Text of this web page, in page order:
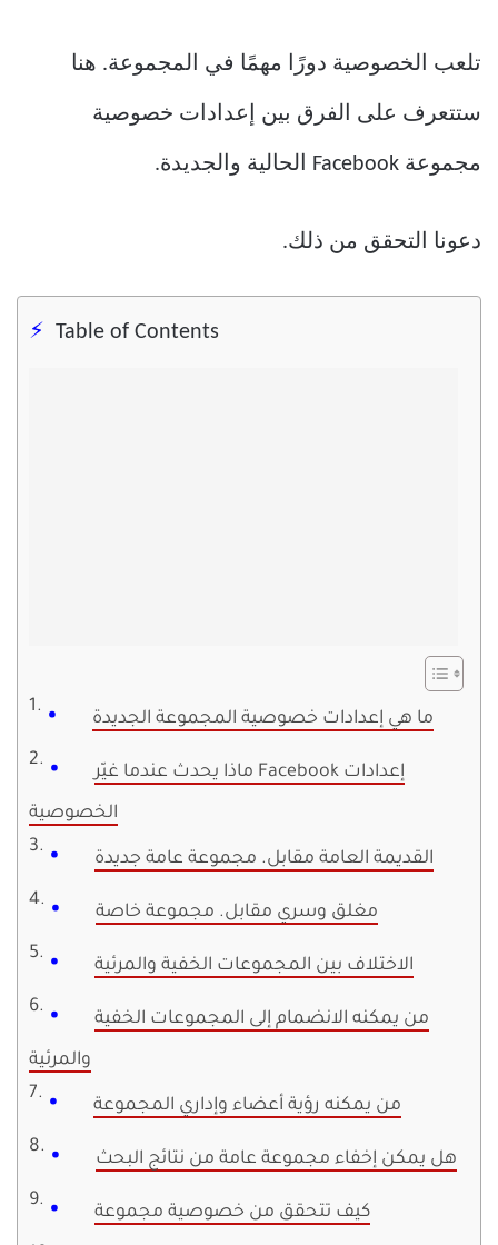
تلعب الخصوصية دورًا مهمًا في المجموعة. هنا
ستتعرف على الفرق بين إعدادات خصوصية
مجموعة Facebook الحالية والجديدة.
دعونا التحقق من ذلك.
Table of Contents
ما هي إعدادات خصوصية المجموعة الجديدة
ماذا يحدث عندما غيّر Facebook إعدادات
الخصوصية
القديمة العامة مقابل. مجموعة عامة جديدة
مغلق وسري مقابل. مجموعة خاصة
الاختلاف بين المجموعات الخفية والمرئية
من يمكنه الانضمام إلى المجموعات الخفية
والمرئية
من يمكنه رؤية أعضاء وإداري المجموعة
هل يمكن إخفاء مجموعة عامة من نتائج البحث
كيف تتحقق من خصوصية مجموعة